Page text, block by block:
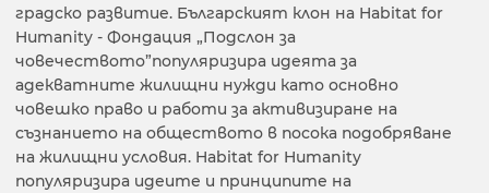
градско развитие. Българският клон на Habitat for
Humanity - Фондация „Подслон за
човечеството”популяризира идеята за
адекватните жилищни нужди като основно
човешко право и работи за активизиране на
съзнанието на обществото в посока подобряване
на жилищни условия. Habitat for Humanity
популяризира идеите и принципите на